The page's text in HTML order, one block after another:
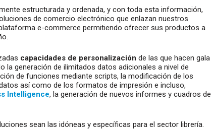
estructurada y ordenada, y con toda esta información,
de comercio electrónico que enlazan nuestros
e-commerce permitiendo ofrecer sus productos a
capacidades de personalización de las que hacen gala
la generación de ilimitados datos adicionales a nivel de
de funciones mediante scripts, la modificación de los
así como de los formatos de impresión e incluso,
Intelligence, la generación de nuevos informes y cuadros de
sean las idóneas y específicas para el sector librería.